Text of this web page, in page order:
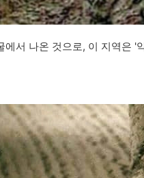
서 나온 것으로, 이 지역은 '